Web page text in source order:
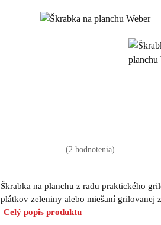
(2 hodnotenia)
Škrabka na planchu z radu praktického
plátkov zeleniny alebo miešaní grilovanej
Celý popis produktu